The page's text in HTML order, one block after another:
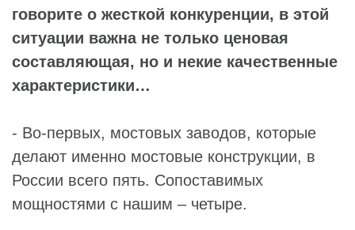
говорите о жесткой конкуренции, в этой
ситуации важна не только ценовая
составляющая, но и некие качественные
характеристики…
- Во-первых, мостовых заводов, которые
делают именно мостовые конструкции, в
России всего пять. Сопоставимых
мощностями с нашим – четыре.